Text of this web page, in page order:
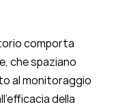
comporta
che spaziano
al monitoraggio
della